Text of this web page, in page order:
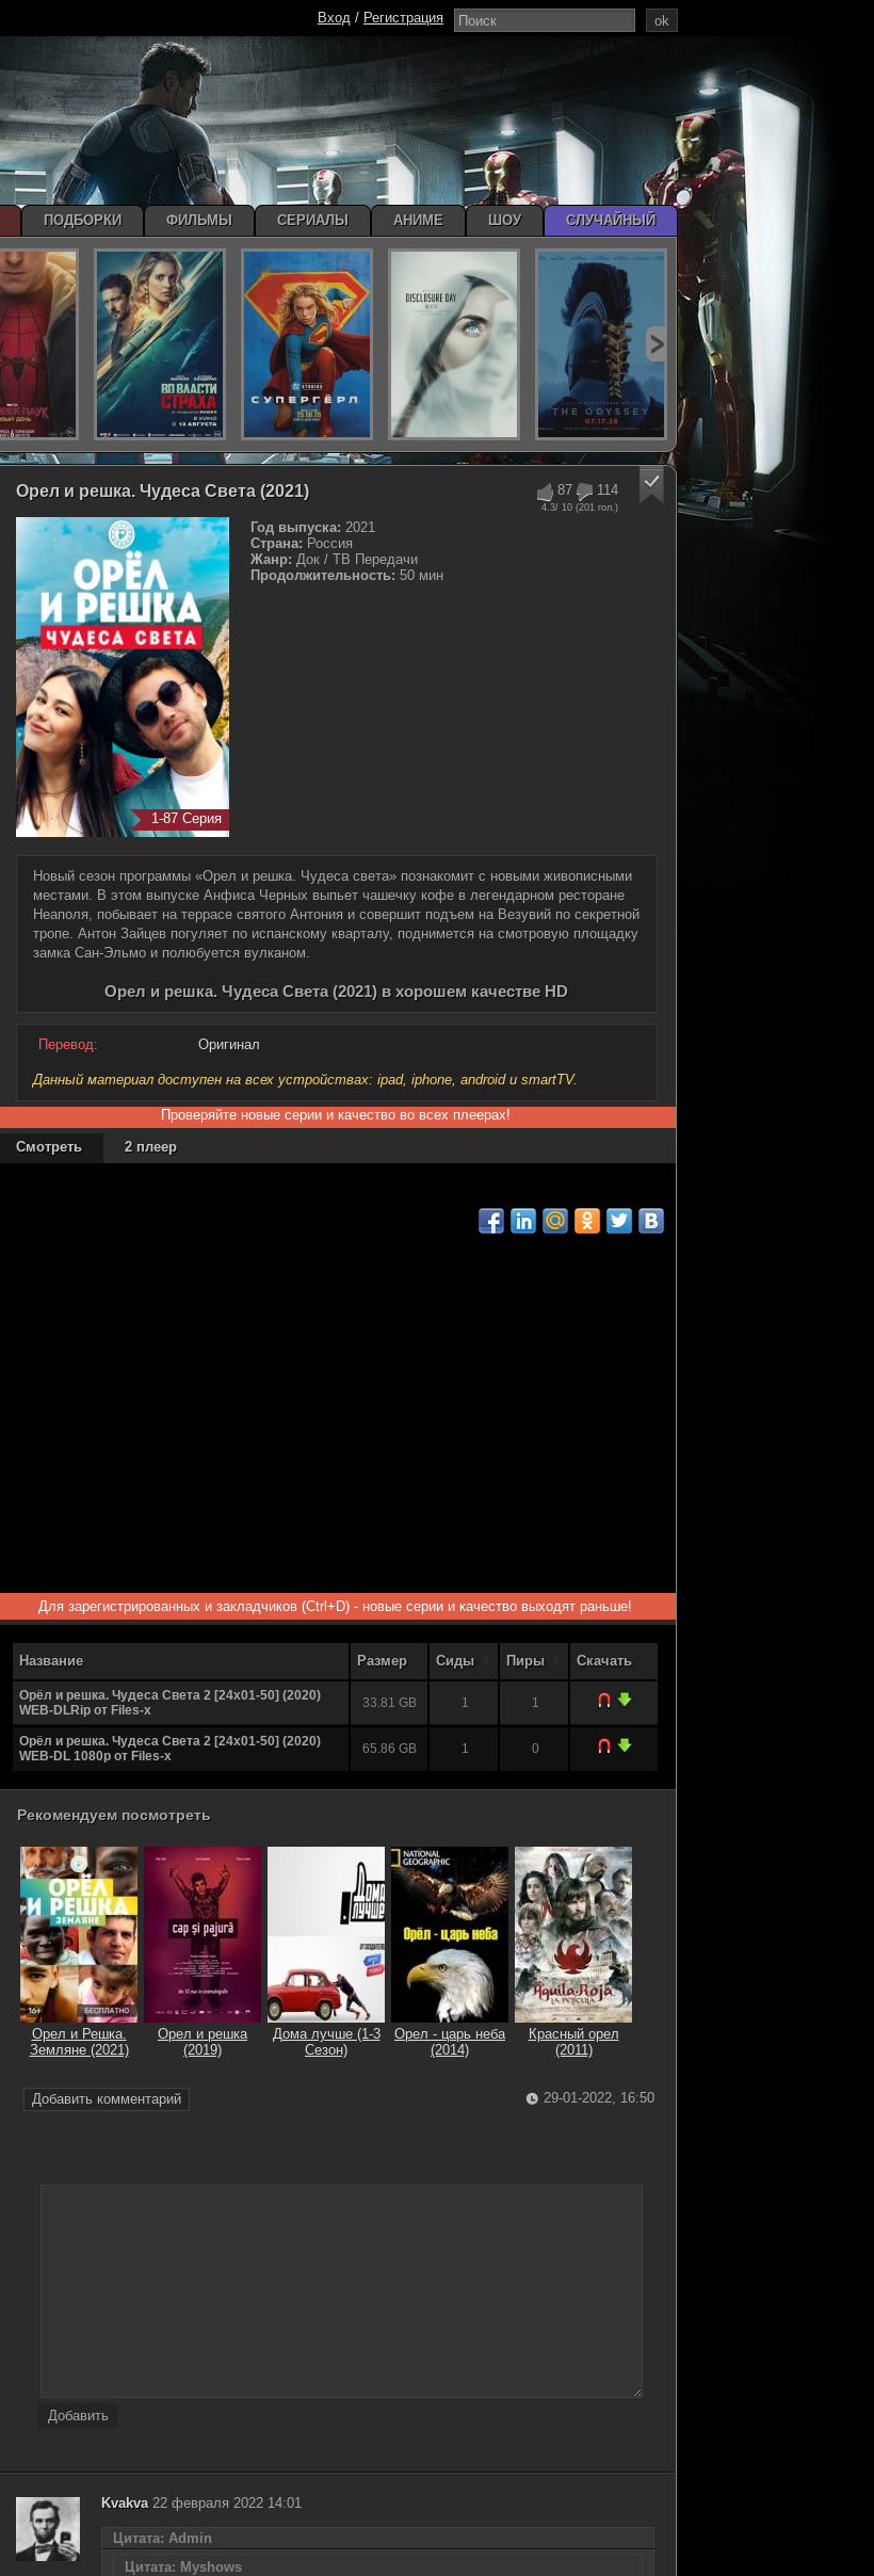
87 114
4.3/ 10 (201 гол.)
Орел и решка. Чудеса Света (2021)
1-87 Серия
Год выпуска: 2021
Страна: Россия
Жанр: Док / ТВ Передачи
Продолжительность: 50 мин
Новый сезон программы «Орел и решка. Чудеса света» познакомит с новыми живописными
местами. В этом выпуске Анфиса Черных выпьет чашечку кофе в легендарном ресторане
Неаполя, побывает на террасе святого Антония и совершит подъем на Везувий по секретной
тропе. Антон Зайцев погуляет по испанскому кварталу, поднимется на смотровую площадку
замка Сан-Эльмо и полюбуется вулканом.
Орел и решка. Чудеса Света (2021) в хорошем качестве HD
Перевод: Оригинал
Данный материал доступен на всех устройствах: ipad, iphone, android и smartTV.
Проверяйте новые серии и качество во всех плеерах!
Смотреть
2 плеер
Для зарегистрированных и закладчиков (Ctrl+D) - новые серии и качество выходят раньше!
Название Размер Сиды Пиры Скачать
Орёл и решка. Чудеса Света 2 [24х01-50] (2020)
WEB-DLRip от Files-x
33.81 GB 1 1
Орёл и решка. Чудеса Света 2 [24х01-50] (2020)
WEB-DL 1080p от Files-x
65.86 GB 1 0
Рекомендуем посмотреть
Орел и Решка.
Земляне (2021)
Орел и решка
(2019)
Дома лучше (1-3
Сезон)
Орел - царь неба
(2014)
Красный орел
(2011)
Добавить комментарий 29-01-2022, 16:50
Добавить
Kvakva22 февраля 2022 14:01
Цитата: Admin
Цитата: Myshows
ok
Вход / Регистрация
ПОДБОРКИ ФИЛЬМЫ СЕРИАЛЫ АНИМЕ ШОУ СЛУЧАЙНЫЙ